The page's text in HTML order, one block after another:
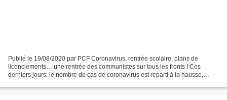
Publié le 19/08/2020 par PCF Coronavirus, rentrée scolaire, plans de
licenciements… une rentrée des communistes sur tous les fronts ! Ces
derniers jours, le nombre de cas de coronavirus est reparti à la hausse,